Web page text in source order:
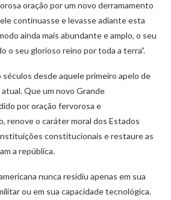
oração por um novo derramamento
continuasse e levasse adiante esta
ainda mais abundante e amplo, o seu
o seu glorioso reino por toda a terra”.
desde aquele primeiro apelo de
Que um novo Grande
por oração fervorosa e
renove o caráter moral dos Estados
constitucionais e restaure as
a república.
nunca residiu apenas em sua
ou em sua capacidade tecnológica.